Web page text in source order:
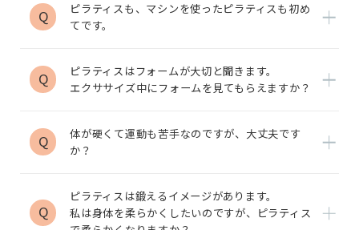
Q
ピラティスも、マシンを使ったピラティスも初め
てです。
Q
ピラティスはフォームが大切と聞きます。
エクササイズ中にフォームを見てもらえますか？
Q
体が硬くて運動も苦手なのですが、大丈夫です
か？
Q
ピラティスは鍛えるイメージがあります。
私は身体を柔らかくしたいのですが、ピラティス